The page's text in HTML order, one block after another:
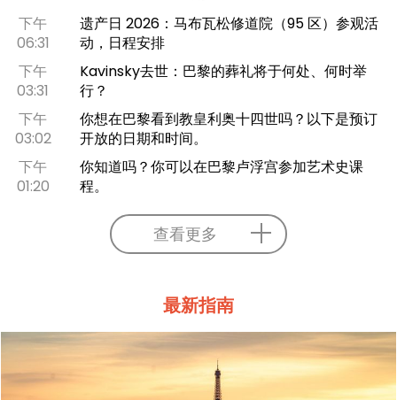
下午
06:31
遗产日 2026：马布瓦松修道院（95 区）参观活
动，日程安排
下午
03:31
Kavinsky去世：巴黎的葬礼将于何处、何时举
行？
下午
03:02
你想在巴黎看到教皇利奥十四世吗？以下是预订
开放的日期和时间。
下午
01:20
你知道吗？你可以在巴黎卢浮宫参加艺术史课
程。
查看更多
最新指南